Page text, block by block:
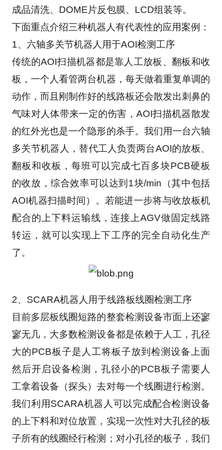
成品清洗、DOME片反包膜、LCD组装等。
下面重点介绍三种机器人有代表性的应用案例：
1、六轴多关节机器人用于AOI检测工序
传统的AOI扫描机器都是靠人工放板、翻板和收
板，一个人看管两台机器，每天做着重复单调的
动作，而且刚制作好的线路板还会散发出刺鼻的
气味对人体带来一定的伤害，AOI扫描机器散发
的红外光也是一个隐形的杀手。我们用一台六轴
多关节机器人，替代工人负责两台AOI的放板、
翻板和收板，每班可以完成七百多块PCB硬板
的收放，综合效率可以达到1块/min（其中包括
AOI机器扫描时间）。若能进一步将与收放板机
配合的上下料运输线，连接上AGV做固定线路
转运，就可以实现上下工序的完全自动化生产
了。
2、SCARA机器人用于线路板线圈检测工序
目前多层板线圈短路的整套检测设备市面上还寥
寥无几，大多数检测设备都是依赖于人工，孔径
大的PCB板子是人工将板子放到检测设备上面
然后开启设备检测，孔径小的PCB板子需要人
工拿着设备（探头）去对每一个线圈进行检测。
我们利用SCARA机器人可以完成配合检测设备
的上下料和对位放置，实现一次性对大孔径的板
子所有的线圈经行检测；对小孔径的板子，我们